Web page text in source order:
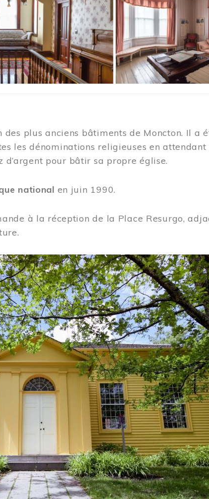
plus anciens bâtiments de Moncton. Il a
les dénominations religieuses en attendant
d’argent pour bâtir sa propre église.
national en juin 1990.
à la réception de la Place Resurgo,